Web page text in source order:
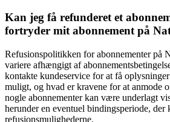
Kan jeg få refunderet et
fortryder mit abonnement på
Refusionspolitikken for abonnementer på
variere afhængigt af
kontakte kundeservice for at få
muligt, og hvad er kravene for at anmode
nogle abonnementer kan være underlagt
herunder en eventuel bindingsperiode, der
refusionsmulighederne.